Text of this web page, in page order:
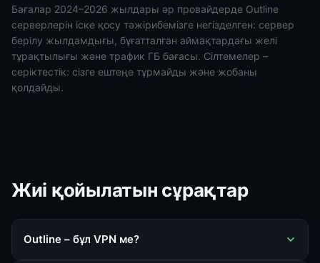
Бағалар 2024–2026 жылдары әр провайдерде Outline
серверлерін іске қосу тәжірибемізге негізделген: сервер
берілу жылдамдығы, бұғатталған аймақтардағы желі
тұрақтылығы және трафик ГБ бағасы. Сілтемелер –
серіктестік: сізге ештеңе тұрмайды және жобаны
қолдайды.
Жиі қойылатын сұрақтар
Outline – бұл VPN ме?